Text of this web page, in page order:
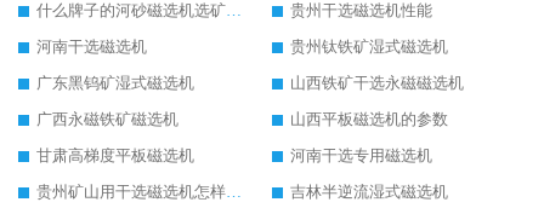
什么牌子的河砂磁选机选矿效果好
贵州干选磁选机性能
河南干选磁选机
贵州钛铁矿湿式磁选机
广东黑钨矿湿式磁选机
山西铁矿干选永磁磁选机
广西永磁铁矿磁选机
山西平板磁选机的参数
甘肃高梯度平板磁选机
河南干选专用磁选机
贵州矿山用干选磁选机怎样调磁
吉林半逆流湿式磁选机